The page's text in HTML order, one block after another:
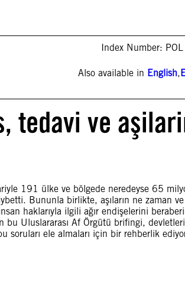
Index Number:
Also available in English,
tedavi ve
191 ülke ve bölgede neredeyse 65
Bununla birlikte, aşıların ne zaman ve
haklarıyla ilgili ağır endişelerini
bu Uluslararası Af Örgütü brifingi,
soruları ele almaları için bir rehberlik